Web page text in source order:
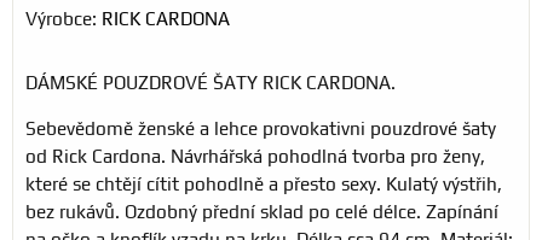
Výrobce: RICK CARDONA
DÁMSKÉ POUZDROVÉ ŠATY RICK CARDONA.
Sebevědomě ženské a lehce provokativni pouzdrové šaty
od Rick Cardona. Návrhářská pohodlná tvorba pro ženy,
které se chtějí cítit pohodlně a přesto sexy. Kulatý výstřih,
bez rukávů. Ozdobný přední sklad po celé délce. Zapínání